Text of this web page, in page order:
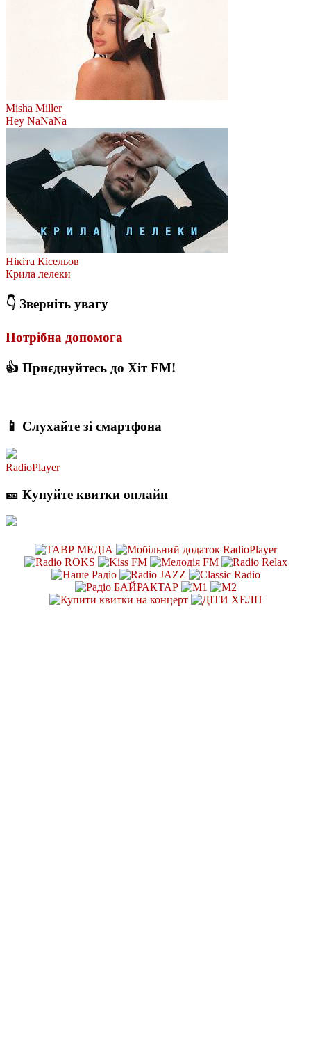
Misha Miller
Hey NaNaNa
Нікіта Кісельов
Крила лелеки
👇 Зверніть увагу
Потрібна допомога
👍 Приєднуйтесь до Хіт FM!
📱 Слухайте зі смартфона
RadioPlayer
🎫 Купуйте квитки онлайн